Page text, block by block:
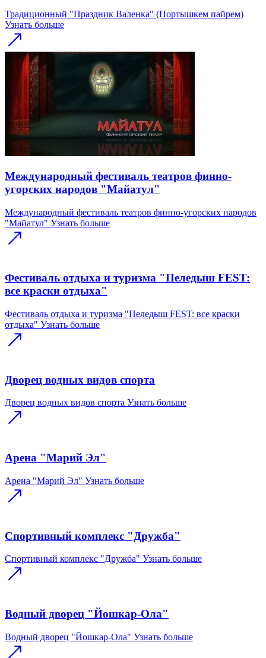
Традиционный "Праздник Валенка" (Портышкем пайрем)
Узнать больше
Международный фестиваль театров финно-
угорских народов "Майатул"
Международный фестиваль театров финно-угорских народов
"Майатул" Узнать больше
Фестиваль отдыха и туризма "Пеледыш FEST:
все краски отдыха"
Фестиваль отдыха и туризма "Пеледыш FEST: все краски
отдыха" Узнать больше
Дворец водных видов спорта
Дворец водных видов спорта Узнать больше
Арена "Марий Эл"
Арена "Марий Эл" Узнать больше
Спортивный комплекс "Дружба"
Спортивный комплекс "Дружба" Узнать больше
Водный дворец "Йошкар-Ола"
Водный дворец "Йошкар-Ола" Узнать больше